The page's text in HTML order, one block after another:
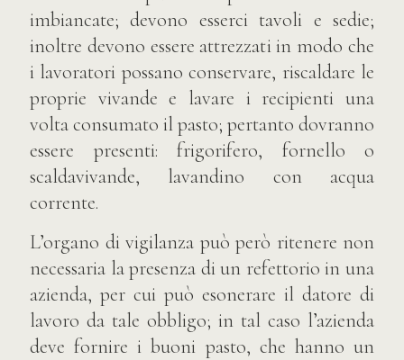
imbiancate; devono esserci tavoli e sedie;
inoltre devono essere attrezzati in modo che
i lavoratori possano conservare, riscaldare le
proprie vivande e lavare i recipienti una
volta consumato il pasto; pertanto dovranno
essere presenti: frigorifero, fornello o
scaldavivande, lavandino con acqua
corrente.
L’organo di vigilanza può però ritenere non
necessaria la presenza di un refettorio in una
azienda, per cui può esonerare il datore di
lavoro da tale obbligo; in tal caso l’azienda
deve fornire i buoni pasto, che hanno un